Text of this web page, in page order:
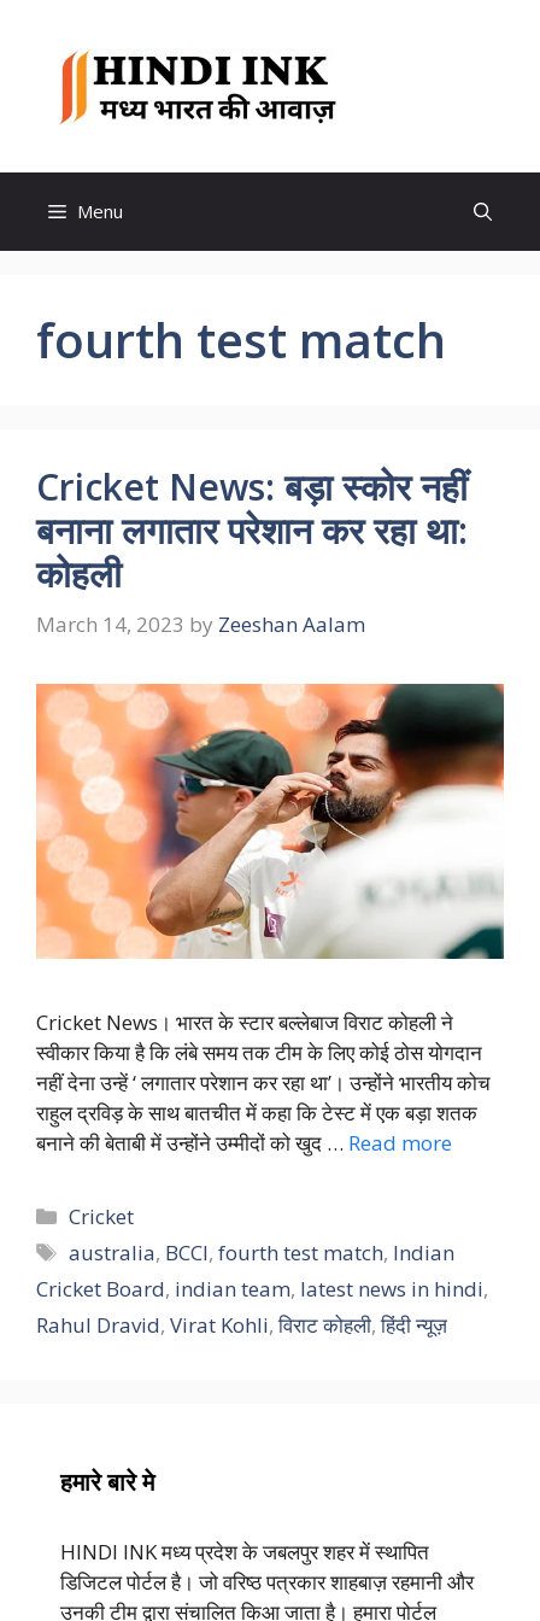
content
Menu
fourth test match
Cricket News: बड़ा स्कोर नहीं
बनाना लगातार परेशान कर रहा था:
कोहली
March 14, 2023 by Zeeshan Aalam
Cricket News। भारत के स्टार बल्लेबाज विराट कोहली ने
स्वीकार किया है कि लंबे समय तक टीम के लिए कोई ठोस योगदान
नहीं देना उन्हें ‘ लगातार परेशान कर रहा था’। उन्होंने भारतीय कोच
राहुल द्रविड़ के साथ बातचीत में कहा कि टेस्ट में एक बड़ा शतक
बनाने की बेताबी में उन्होंने उम्मीदों को खुद … Read more
Categories
Cricket
Tags
australia, BCCI,fourth test match, Indian
Cricket Board, indian team, latest news in hindi,
Rahul Dravid, Virat Kohli,विराट कोहली,हिंदी न्यूज़
हमारे बारे मे
HINDI INK मध्य प्रदेश के जबलपुर शहर में स्थापित
डिजिटल पोर्टल है। जो वरिष्ठ पत्रकार शाहबाज़ रहमानी और
उनकी टीम द्वारा संचालित किआ जाता है। हमारा पोर्टल